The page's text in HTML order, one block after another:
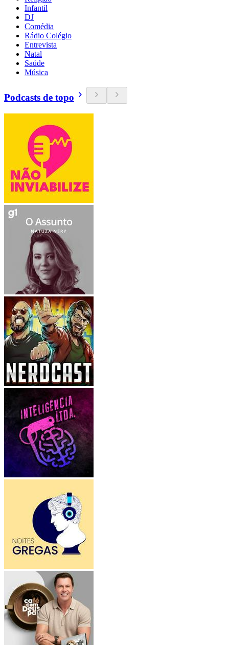
Infantil
DJ
Comédia
Rádio Colégio
Entrevista
Natal
Saúde
Música
Podcasts de topo